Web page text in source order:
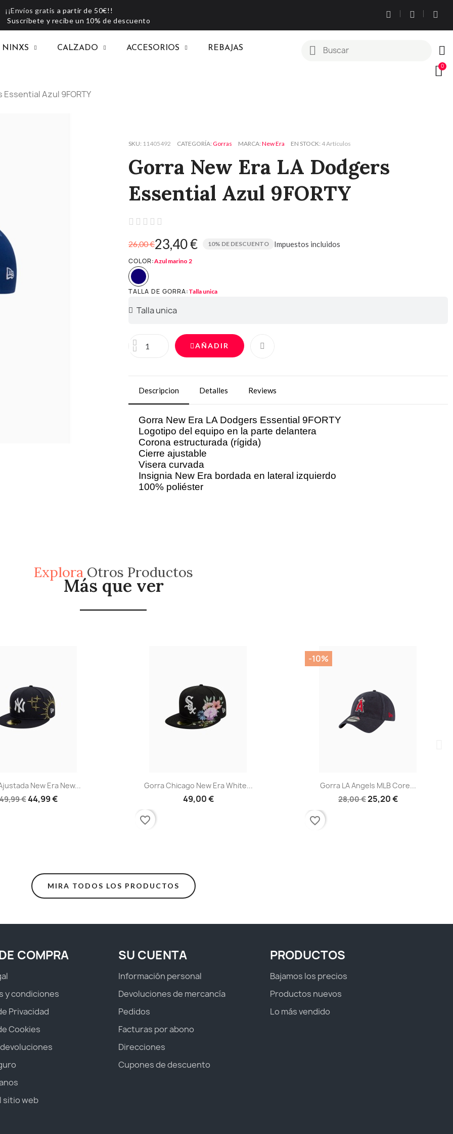
¡¡Envíos gratis a partir de 50€!!
Suscríbete y recibe un 10% de descuento
NINXS CALZADO ACCESORIOS REBAJAS
Azul 9FORTY
SKU 11405492 CATEGORÍA Gorras MARCA New Era EN STOCK 4 Artículos
Gorra New Era LA Dodgers
Essential Azul 9FORTY
    
26,00 €23,40 € 10% DE DESCUENTO Impuestos incluidos
COLOR Azul marino 2
TALLA DE GORRA Talla unica
AÑADIR
Descripcion Detalles Reviews
Gorra New Era LA Dodgers Essential 9FORTY
Logotipo del equipo en la parte delantera
Corona estructurada (rígida)
Cierre ajustable
Visera curvada
Insignia New Era bordada en lateral izquierdo
100% poliéster
ExploraOtros Productos
Más que ver
rápida
New Era New...
44,99 €
Vista rápida
Gorra Chicago New Era White...
49,00 €
Vista rápida
Gorra LA Angels MLB Core...
28,00 €25,20 €
MIRA TODOS LOS PRODUCTOS
COMPRA
y condiciones
Privacidad
Cookies
sitio web
SU CUENTA
Información personal
Devoluciones de mercancía
Pedidos
Facturas por abono
Direcciones
Cupones de descuento
PRODUCTOS
Bajamos los precios
Productos nuevos
Lo más vendido